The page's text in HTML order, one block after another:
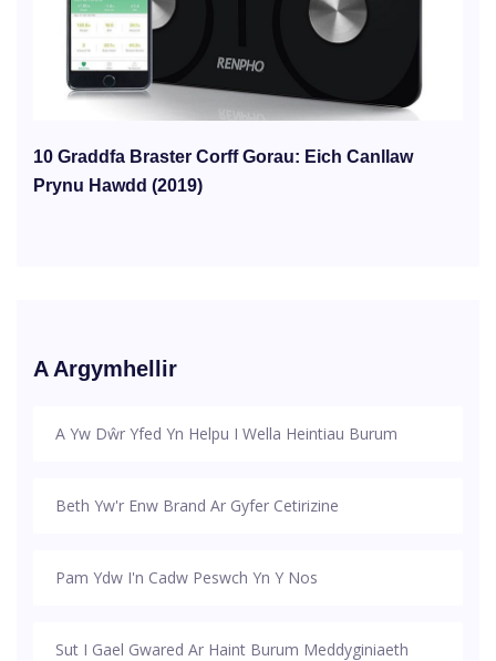
10 Graddfa Braster Corff Gorau: Eich Canllaw
Prynu Hawdd (2019)
A Argymhellir
A Yw Dŵr Yfed Yn Helpu I Wella Heintiau Burum
Beth Yw'r Enw Brand Ar Gyfer Cetirizine
Pam Ydw I'n Cadw Peswch Yn Y Nos
Sut I Gael Gwared Ar Haint Burum Meddyginiaeth